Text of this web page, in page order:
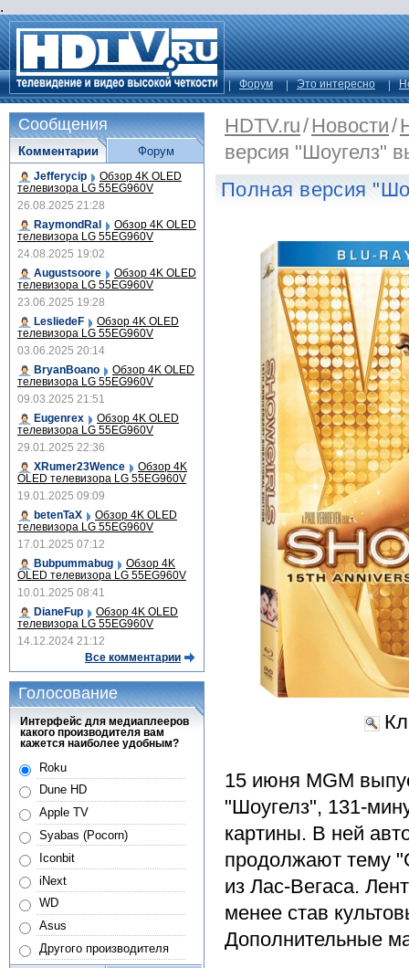
.
Форум Это интересно
HDTV.ru/Новости/
версия "Шоугелз"
Полная версия
15 июня MGM
"Шоугелз", 131-
картины. В ней
продолжают тему
из Лас-Вегаса.
менее став
Дополнительные
Сообщения
Комментарии
Jefferycip Обзор 4K OLED
телевизора LG 55EG960V
26.08.2025 21:28
RaymondRal
Обзор 4K OLED
телевизора LG 55EG960V
24.08.2025 19:02
Augustsoore
Обзор 4K OLED
телевизора LG 55EG960V
23.06.2025 19:28
LesliedeF
Обзор 4K OLED
телевизора LG 55EG960V
03.06.2025 20:14
BryanBoano
Обзор 4K OLED
телевизора LG 55EG960V
09.03.2025 21:51
Eugenrex
Обзор 4K OLED
телевизора LG 55EG960V
29.01.2025 22:36
XRumer23Wence
Обзор 4K
OLED телевизора LG 55EG960V
19.01.2025 09:09
betenTaX
Обзор 4K OLED
телевизора LG 55EG960V
17.01.2025 07:12
Bubpummabug
Обзор 4K
OLED телевизора LG 55EG960V
10.01.2025 08:41
DianeFup
Обзор 4K OLED
телевизора LG 55EG960V
14.12.2024 21:12
Все комментарии
Форум
Голосование
Интерфейс для медиаплееров
какого производителя вам
кажется наиболее удобным?
Roku
Dune HD
Apple TV
Syabas (Pocorn)
Iconbit
iNext
WD
Asus
Другого производителя